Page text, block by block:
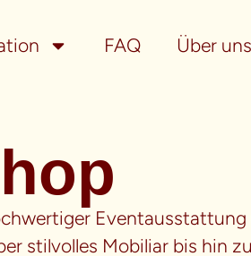
FAQ Über uns
stilvolles Mobiliar bis hin